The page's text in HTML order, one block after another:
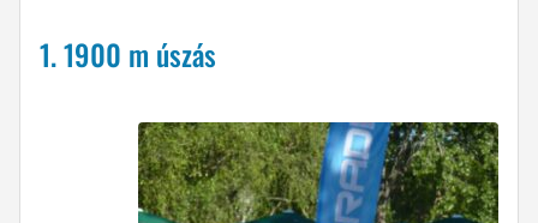
1. 1900 m úszás